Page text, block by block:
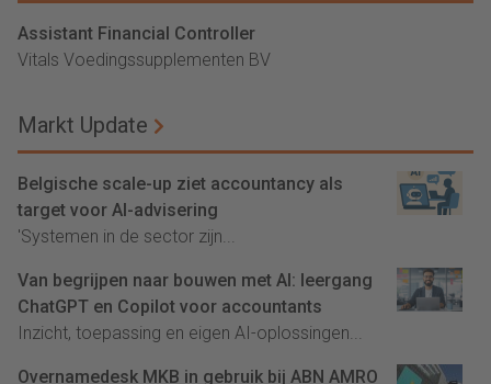
Assistant Financial Controller
Vitals Voedingssupplementen BV
Markt Update
Belgische scale-up ziet accountancy als
target voor AI-advisering
'Systemen in de sector zijn...
Van begrijpen naar bouwen met AI: leergang
ChatGPT en Copilot voor accountants
Inzicht, toepassing en eigen AI-oplossingen...
Overnamedesk MKB in gebruik bij ABN AMRO